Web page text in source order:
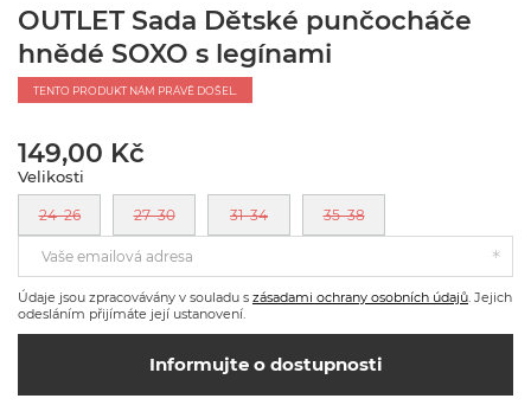
OUTLET Sada Dětské punčocháče
hnědé SOXO s legínami
TENTO PRODUKT NÁM PRÁVĚ DOŠEL.
149,00 Kč
Velikosti
24–26 27–30 31–34 35–38
Vaše emailová adresa
Údaje jsou zpracovávány v souladu s zásadami ochrany osobních údajů . Jejich
odesláním přijímáte její ustanovení.
Informujte o dostupnosti